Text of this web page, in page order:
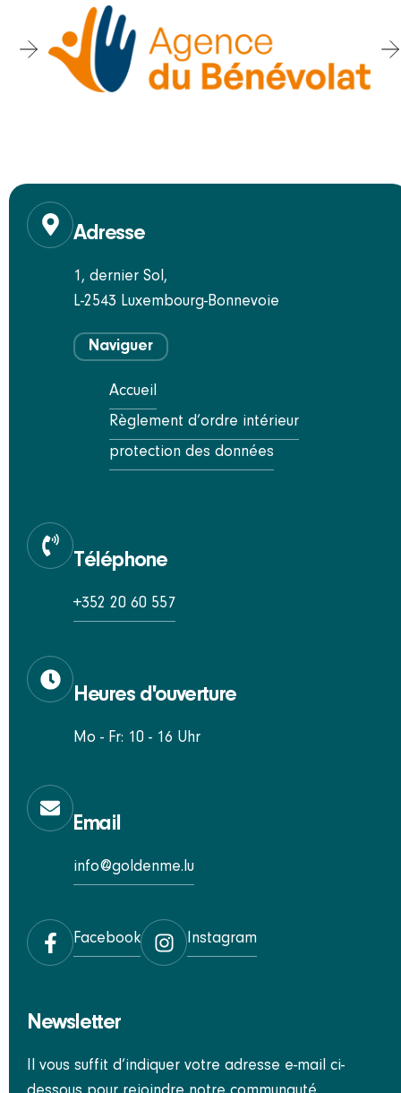
Adresse
1, dernier Sol,
L-2543 Luxembourg-Bonnevoie
Naviguer
Accueil
Règlement d’ordre intérieur
protection des données
Téléphone
+352 20 60 557
Heures d'ouverture
Mo - Fr: 10 - 16 Uhr
Email
info@goldenme.lu
Facebook Instagram
Newsletter
Il vous suffit d’indiquer votre adresse e-mail ci-